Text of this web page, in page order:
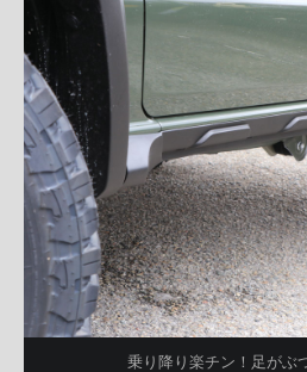
乗り降り楽チン！足がぶ